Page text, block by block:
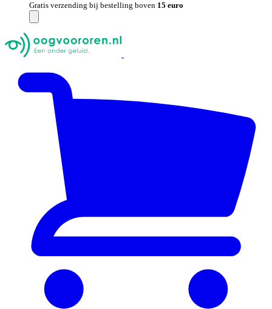
Gratis verzending bij bestelling boven 15 euro